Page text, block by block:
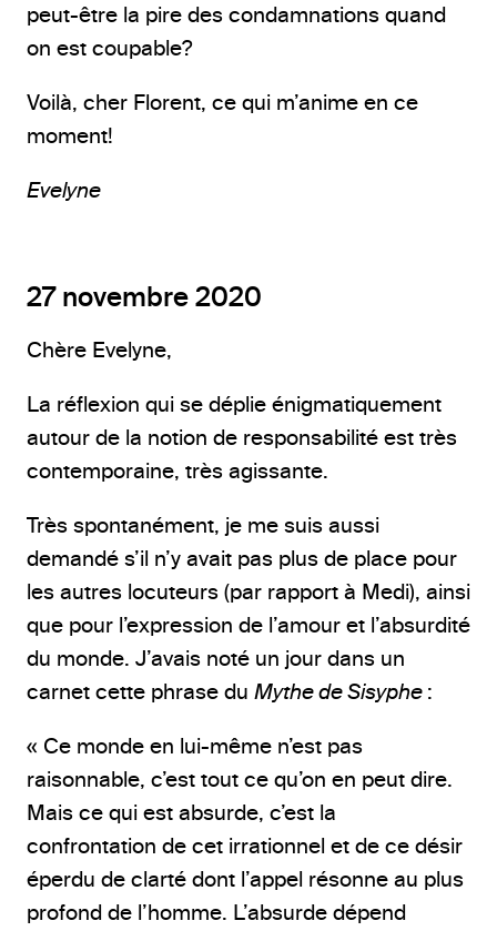
peut-être la pire des condamnations quand
on est coupable?
Voilà, cher Florent, ce qui m’anime en ce
moment!
Evelyne
27 novembre 2020
Chère Evelyne,
La réflexion qui se déplie énigmatiquement
autour de la notion de responsabilité est très
contemporaine, très agissante.
Très spontanément, je me suis aussi
demandé s’il n’y avait pas plus de place pour
les autres locuteurs (par rapport à Medi), ainsi
que pour l’expression de l’amour et l’absurdité
du monde. J’avais noté un jour dans un
carnet cette phrase du Mythe de Sisyphe :
« Ce monde en lui-même n’est pas
raisonnable, c’est tout ce qu’on en peut dire.
Mais ce qui est absurde, c’est la
confrontation de cet irrationnel et de ce désir
éperdu de clarté dont l’appel résonne au plus
profond de l’homme. L’absurde dépend